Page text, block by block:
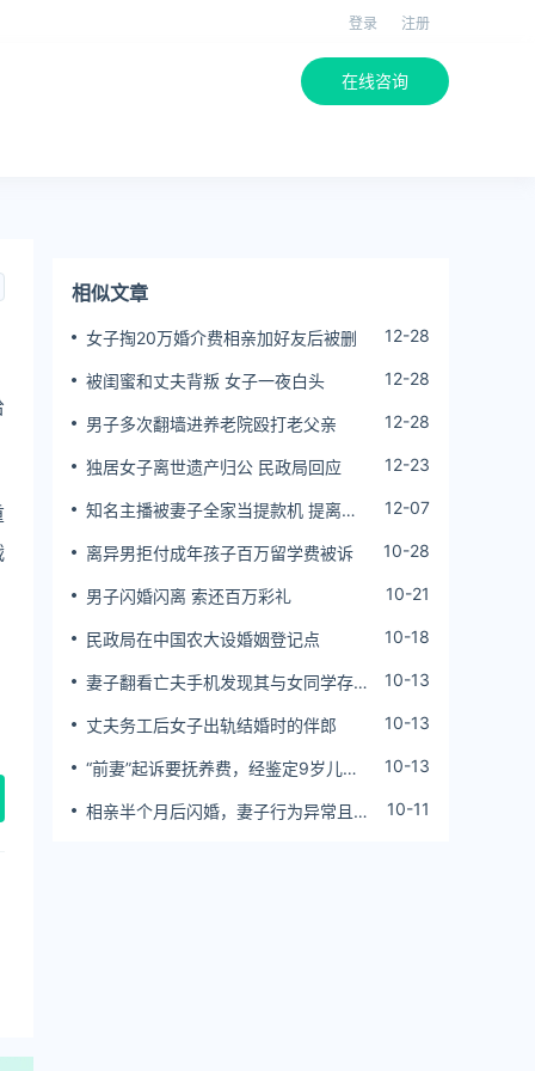
登录 注册
在线咨询
相似文章
女子掏20万婚介费相亲加好友后被删 12-28
被闺蜜和丈夫背叛 女子一夜白头 12-28
男子多次翻墙进养老院殴打老父亲 12-28
独居女子离世遗产归公 民政局回应 12-23
知名主播被妻子全家当提款机 提离婚
12-07
离异男拒付成年孩子百万留学费被诉 10-28
男子闪婚闪离 索还百万彩礼 10-21
民政局在中国农大设婚姻登记点 10-18
妻子翻看亡夫手机发现其与女同学存婚
10-13
丈夫务工后女子出轨结婚时的伴郎 10-13
“前妻”起诉要抚养费，经鉴定9岁儿子
10-13
相亲半个月后闪婚，妻子行为异常且持
10-11